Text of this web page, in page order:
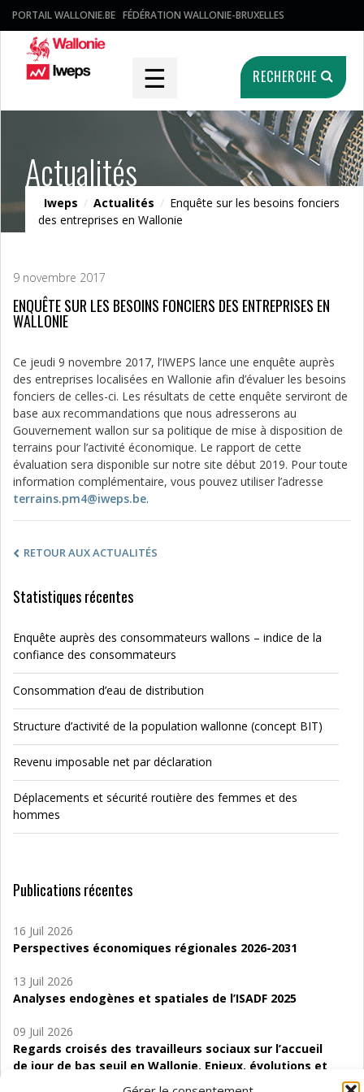
PORTAIL WALLONIE.BE FÉDÉRATION WALLONIE-BRUXELLES
☰ RECHERCHE
Actualités
Iweps / Actualités / Enquête sur les besoins fonciers
des entreprises en Wallonie
9 novembre 2017
ENQUÊTE SUR LES BESOINS FONCIERS DES ENTREPRISES EN
WALLONIE
Ce jeudi 9 novembre 2017, l’IWEPS lance une enquête auprès
des entreprises localisées en Wallonie afin d’évaluer les besoins
fonciers de celles-ci. Les résultats de cette enquête serviront de
base aux recommandations que nous adresserons au
Gouvernement wallon sur sa politique de mise à disposition de
terrains pour l’activité économique. Le rapport de cette
évaluation sera disponible sur notre site début 2019. Pour toute
information complémentaire, vous pouvez utiliser l’adresse
terrains.pm4@iweps.be.
RETOUR AUX ACTUALITÉS
Statistiques récentes
Enquête auprès des consommateurs wallons – indice de la
confiance des consommateurs
Consommation d’eau de distribution
Structure d’activité de la population wallonne (concept BIT)
Revenu imposable net par déclaration
Déplacements et sécurité routière des femmes et des
hommes
Publications récentes
16 Juil 2026
Perspectives économiques régionales 2026-2031
13 Juil 2026
Analyses endogènes et spatiales de l’ISADF 2025
09 Juil 2026
Regards croisés des travailleurs sociaux sur l’accueil
de jour de bas seuil en Wallonie. Enjeux, évolutions et